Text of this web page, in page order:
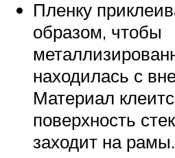
Пленку
образом, чтобы
находилась с
Материал
поверхность
заходит на рамы.